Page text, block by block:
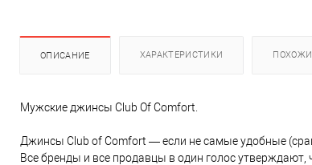
ОПИСАНИЕ ХАРАКТЕРИСТИКИ
Мужские джинсы Club Of Comfort.
Джинсы Club of Comfort — если не самые удобные
Все бренды и все продавцы в один голос утверждают,